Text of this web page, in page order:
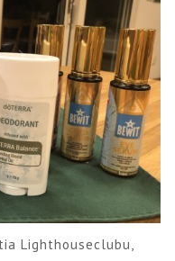
Lighthouseclubu,